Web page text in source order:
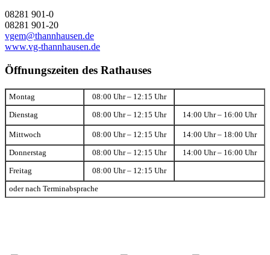
08281 901-0
08281 901-20
vgem@thannhausen.de
www.vg-thannhausen.de
Öffnungszeiten des Rathauses
Montag 08:00 Uhr – 12:15 Uhr
Dienstag 08:00 Uhr – 12:15 Uhr 14:00 Uhr – 16:00 Uhr
Mittwoch 08:00 Uhr – 12:15 Uhr 14:00 Uhr – 18:00 Uhr
Donnerstag 08:00 Uhr – 12:15 Uhr 14:00 Uhr – 16:00 Uhr
Freitag 08:00 Uhr – 12:15 Uhr
oder nach Terminabsprache